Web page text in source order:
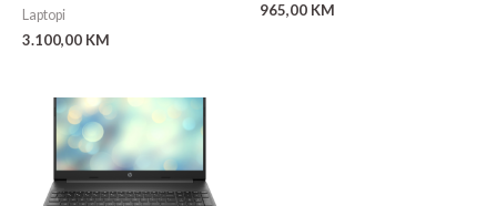
Laptopi
3.100,00 KM
965,00 KM